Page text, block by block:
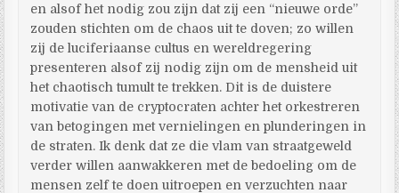
en alsof het nodig zou zijn dat zij een “nieuwe orde”
zouden stichten om de chaos uit te doven; zo willen
zij de luciferiaanse cultus en wereldregering
presenteren alsof zij nodig zijn om de mensheid uit
het chaotisch tumult te trekken. Dit is de duistere
motivatie van de cryptocraten achter het orkestreren
van betogingen met vernielingen en plunderingen in
de straten. Ik denk dat ze die vlam van straatgeweld
verder willen aanwakkeren met de bedoeling om de
mensen zelf te doen uitroepen en verzuchten naar